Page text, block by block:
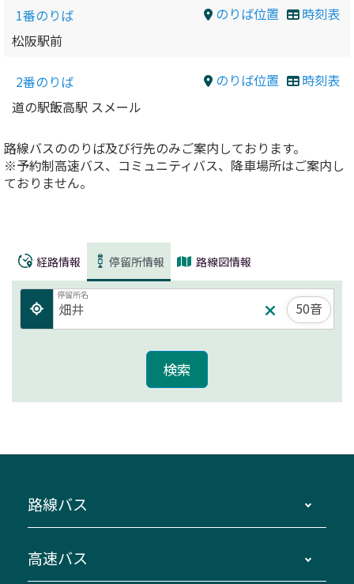
のりば位置 時刻表
1番のりば
松阪駅前
のりば位置 時刻表
2番のりば
道の駅飯高駅 スメール
路線バスののりば及び行先のみご案内しております。
※予約制高速バス、コミュニティバス、降車場所はご案内し
ておりません。
経路情報 停留所情報 路線図情報
停留所名
50音
路線バス
主要停留所案内図・時刻表
高速バス